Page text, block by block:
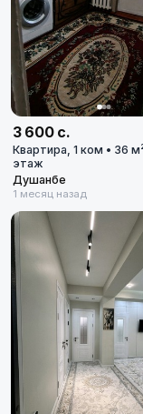
Сбросить
5
3 600 с.
Квартира, 1 ком • 36
этаж
Душанбе
1 месяц назад